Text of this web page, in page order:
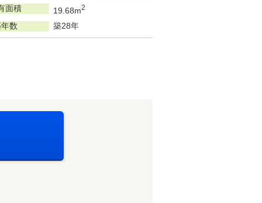
面積 19.68m2
数 築28年